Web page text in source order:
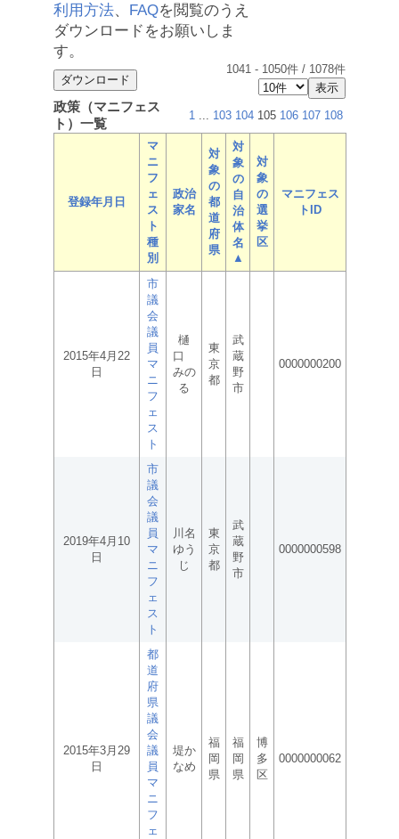
利用方法、 FAQを閲覧のうえ
ダウンロードをお願いしま
す。
1041 - 1050件 / 1078件
政策（マニフェス
ト）一覧
1 ... 103 104 105 106 107 108
登録年月日
マ
ニ
フ
ェ
ス
ト
種
別
政治
家名
対
象
の
都
道
府
県
対
象
の
自
治
体
名
▲
対
象
の
選
挙
区
マニフェス
トID
2015年4月22
日
市
議
会
議
員
マ
ニ
フ
ェ
ス
ト
樋
口
みの
る
東
京
都
武
蔵
野
市
0000000200
2019年4月10
日
市
議
会
議
員
マ
ニ
フ
ェ
ス
ト
川名
ゆう
じ
東
京
都
武
蔵
野
市
0000000598
2015年3月29
日
都
道
府
県
議
会
議
員
マ
ニ
フ
ェ
堤か
なめ
福
岡
県
福
岡
県
博
多
区
0000000062